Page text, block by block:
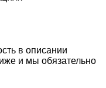
в описании
и мы обязательно